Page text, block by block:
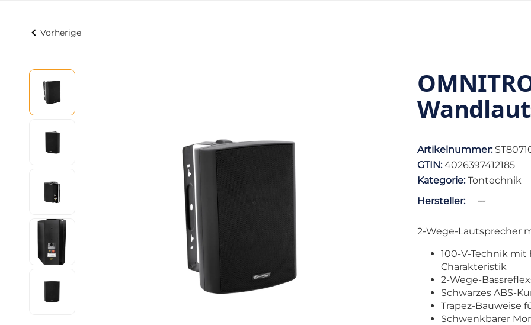
Vorherige
Artikelnummer:
GTIN:4026397412185
Kategorie:Tontechnik
Hersteller:
2-Wege-Lautsprecher
100-V-Technik
Charakteristik
2-Wege-
Schwarzes ABS-
Trapez-Bauweise
Schwenkbarer